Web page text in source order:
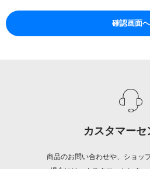
カスタマーセ
商品のお問い合わせや、ショッ